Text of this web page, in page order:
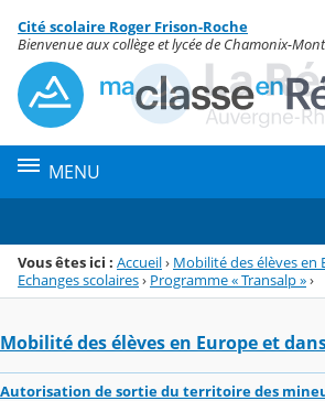
Menu de la rubrique
Contenu
Cité scolaire Roger Frison-Roche
Bienvenue aux collège et lycée de Chamonix-
MENU
Vous êtes ici : Accueil› Mobilité des élèves en
Echanges scolaires› Programme « Transalp »›
Mobilité des élèves en Europe et
Autorisation de sortie du territoire des